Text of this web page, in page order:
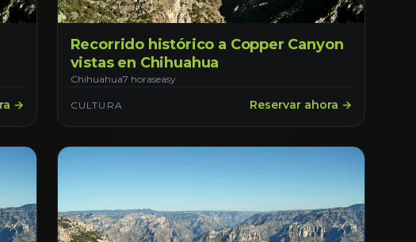
→
Recorrido histórico a Copper Canyon
vistas en Chihuahua
Chihuahua7 horaseasy
CULTURA Reservar ahora →